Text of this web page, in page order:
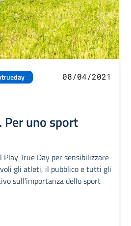
08/04/2021
uno sport
True Day per sensibilizzare
gli atleti, il pubblico e tutti gli
sull’importanza dello sport